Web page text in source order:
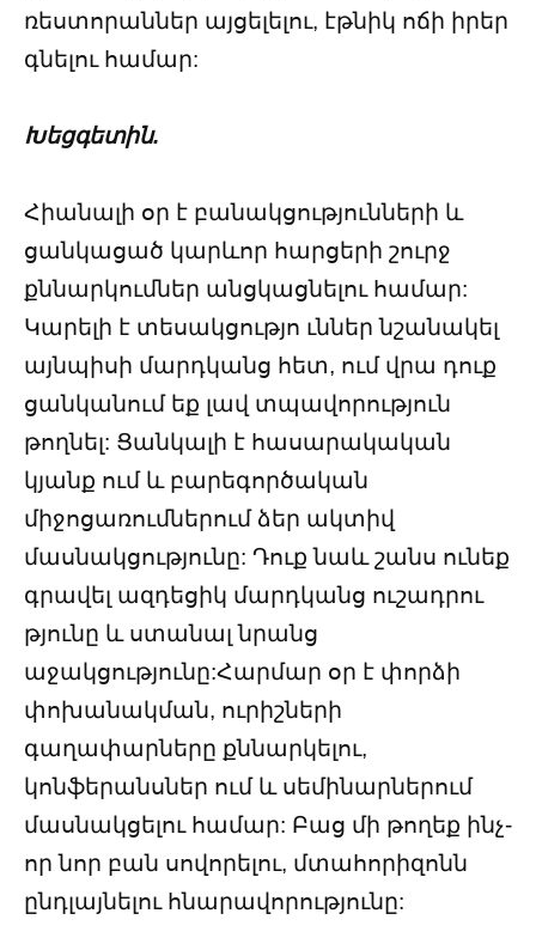
ռեստորաններ այցելելու, էթնիկ ոճի իրեր
գնելու համար:
Խեցգետին.
Հիանալի օր է բանակցությունների և
ցանկացած կարևոր հարցերի շուրջ
քննարկումներ անցկացնելու համար:
Կարելի է տեսակցությո ւններ նշանակել
այնպիսի մարդկանց հետ, ում վրա դուք
ցանկանում եք լավ տպավորություն
թողնել: Ցանկալի է հասարակական
կյանք ում և բարեգործական
միջոցառումներում ձեր ակտիվ
մասնակցությունը: Դուք նաև շանս ունեք
գրավել ազդեցիկ մարդկանց ուշադրու
թյունը և ստանալ նրանց
աջակցությունը:Հարմար օր է փորձի
փոխանակման, ուրիշների
գաղափարները քննարկելու,
կոնֆերանսներ ում և սեմինարներում
մասնակցելու համար: Բաց մի թողեք ինչ-
որ նոր բան սովորելու, մտահորիզոնն
ընդլայնելու հնարավորությունը: